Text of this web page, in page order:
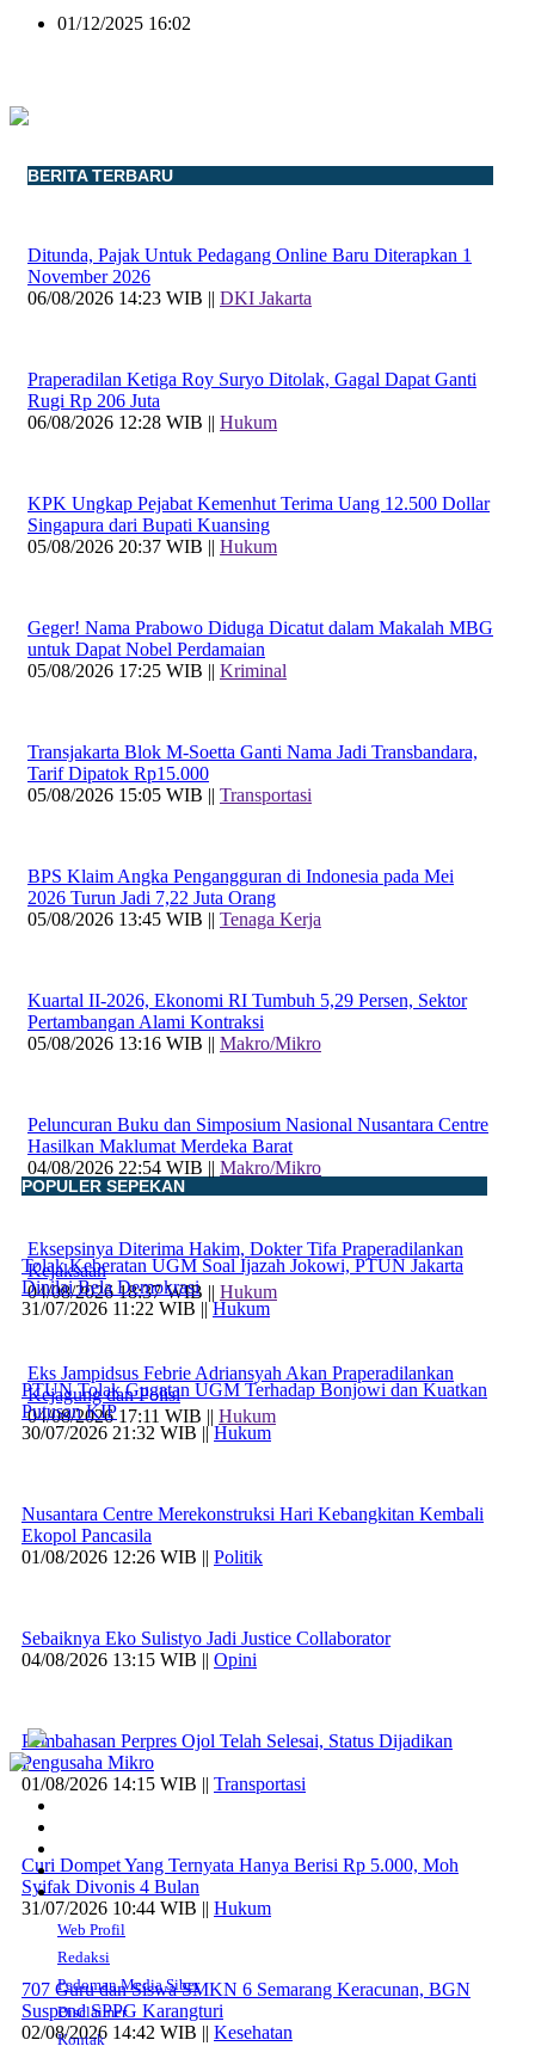
01/12/2025 16:02
BERITA TERBARU
Ditunda, Pajak Untuk Pedagang Online Baru Diterapkan 1
November 2026
06/08/2026 14:23 WIB || DKI Jakarta
Praperadilan Ketiga Roy Suryo Ditolak, Gagal Dapat Ganti
Rugi Rp 206 Juta
06/08/2026 12:28 WIB || Hukum
KPK Ungkap Pejabat Kemenhut Terima Uang 12.500 Dollar
Singapura dari Bupati Kuansing
05/08/2026 20:37 WIB || Hukum
Geger! Nama Prabowo Diduga Dicatut dalam Makalah MBG
untuk Dapat Nobel Perdamaian
05/08/2026 17:25 WIB || Kriminal
Transjakarta Blok M-Soetta Ganti Nama Jadi Transbandara,
Tarif Dipatok Rp15.000
05/08/2026 15:05 WIB || Transportasi
BPS Klaim Angka Pengangguran di Indonesia pada Mei
2026 Turun Jadi 7,22 Juta Orang
05/08/2026 13:45 WIB || Tenaga Kerja
Kuartal II-2026, Ekonomi RI Tumbuh 5,29 Persen, Sektor
Pertambangan Alami Kontraksi
05/08/2026 13:16 WIB || Makro/Mikro
Peluncuran Buku dan Simposium Nasional Nusantara Centre
Hasilkan Maklumat Merdeka Barat
04/08/2026 22:54 WIB || Makro/Mikro
Eksepsinya Diterima Hakim, Dokter Tifa Praperadilankan
Kejaksaan
04/08/2026 18:37 WIB || Hukum
Eks Jampidsus Febrie Adriansyah Akan Praperadilankan
Kejagung dan Polisi
04/08/2026 17:11 WIB || Hukum
POPULER SEPEKAN
Tolak Keberatan UGM Soal Ijazah Jokowi, PTUN Jakarta
Dinilai Bela Demokrasi
31/07/2026 11:22 WIB ||Hukum
PTUN Tolak Gugatan UGM Terhadap Bonjowi dan Kuatkan
Putusan KIP
30/07/2026 21:32 WIB ||Hukum
Nusantara Centre Merekonstruksi Hari Kebangkitan Kembali
Ekopol Pancasila
01/08/2026 12:26 WIB || Politik
Sebaiknya Eko Sulistyo Jadi Justice Collaborator
04/08/2026 13:15 WIB || Opini
Pembahasan Perpres Ojol Telah Selesai, Status Dijadikan
Pengusaha Mikro
01/08/2026 14:15 WIB || Transportasi
Curi Dompet Yang Ternyata Hanya Berisi Rp 5.000, Moh
Syifak Divonis 4 Bulan
31/07/2026 10:44 WIB || Hukum
707 Guru dan Siswa SMKN 6 Semarang Keracunan, BGN
Suspend SPPG Karangturi
02/08/2026 14:42 WIB || Kesehatan
Web Profil
Redaksi
Pedoman Media Siber
Disclaimer
Kontak